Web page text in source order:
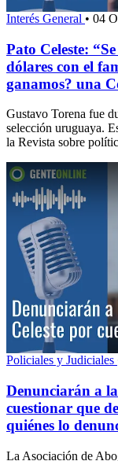
Interés General • 04
Pato Celeste:
dólares con el
ganamos? una
Gustavo Torena fue
selección uruguaya.
la Revista sobre
Policiales y Judiciales
Denunciarán a
cuestionar que
quiénes lo
La Asociación de